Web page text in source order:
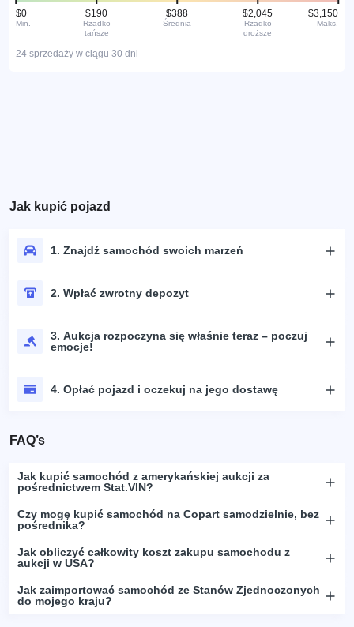
$0
Min.
$190
Rzadko
tańsze
$388
Średnia
$2,045
Rzadko
droższe
$3,150
Maks.
24 sprzedaży w ciągu 30 dni
Jak kupić pojazd
1. Znajdź samochód swoich marzeń
2. Wpłać zwrotny depozyt
3. Aukcja rozpoczyna się właśnie teraz – poczuj
emocje!
4. Opłać pojazd i oczekuj na jego dostawę
FAQ’s
Jak kupić samochód z amerykańskiej aukcji za
pośrednictwem Stat.VIN?
Czy mogę kupić samochód na Copart samodzielnie, bez
pośrednika?
Jak obliczyć całkowity koszt zakupu samochodu z
aukcji w USA?
Jak zaimportować samochód ze Stanów Zjednoczonych
do mojego kraju?